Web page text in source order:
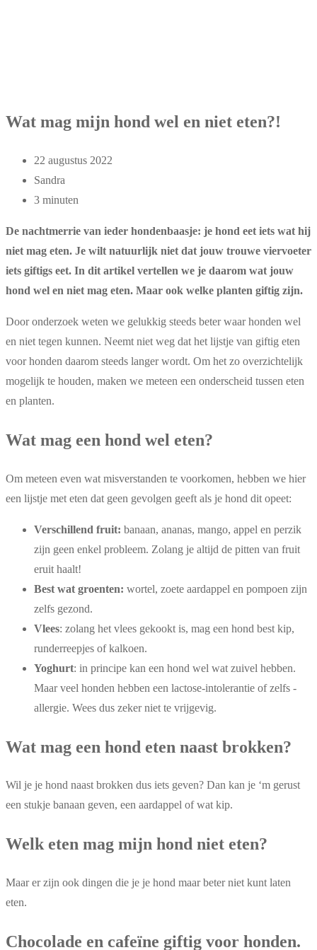
Wat mag mijn hond wel en niet eten?!
22 augustus 2022
Sandra
3 minuten
De nachtmerrie van ieder hondenbaasje: je hond eet iets wat hij
niet mag eten. Je wilt natuurlijk niet dat jouw trouwe viervoeter
iets giftigs eet. In dit artikel vertellen we je daarom wat jouw
hond wel en niet mag eten. Maar ook welke planten giftig zijn.
Door onderzoek weten we gelukkig steeds beter waar honden wel
en niet tegen kunnen. Neemt niet weg dat het lijstje van giftig eten
voor honden daarom steeds langer wordt. Om het zo overzichtelijk
mogelijk te houden, maken we meteen een onderscheid tussen eten
en planten.
Wat mag een hond wel eten?
Om meteen even wat misverstanden te voorkomen, hebben we hier
een lijstje met eten dat geen gevolgen geeft als je hond dit opeet:
Verschillend fruit: banaan, ananas, mango, appel en perzik
zijn geen enkel probleem. Zolang je altijd de pitten van fruit
eruit haalt!
Best wat groenten: wortel, zoete aardappel en pompoen zijn
zelfs gezond.
Vlees: zolang het vlees gekookt is, mag een hond best kip,
runderreepjes of kalkoen.
Yoghurt: in principe kan een hond wel wat zuivel hebben.
Maar veel honden hebben een lactose-intolerantie of zelfs -
allergie. Wees dus zeker niet te vrijgevig.
Wat mag een hond eten naast brokken?
Wil je je hond naast brokken dus iets geven? Dan kan je ‘m gerust
een stukje banaan geven, een aardappel of wat kip.
Welk eten mag mijn hond niet eten?
Maar er zijn ook dingen die je je hond maar beter niet kunt laten
eten.
Chocolade en cafeïne giftig voor honden.